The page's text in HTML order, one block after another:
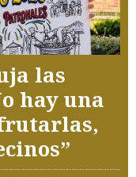
las
hay una